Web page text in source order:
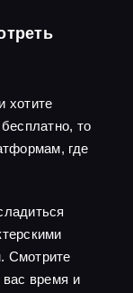
хотите
то
где
Смотрите
время и